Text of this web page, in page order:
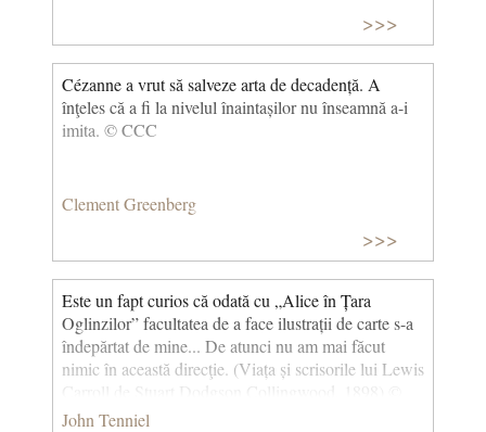
>>>
Cézanne a vrut să salveze arta de decadență. A
înţeles că a fi la nivelul înaintașilor nu înseamnă a-i
imita. © CCC
Clement Greenberg
>>>
Este un fapt curios că odată cu „Alice în Țara
Oglinzilor” facultatea de a face ilustrații de carte s-a
îndepărtat de mine... De atunci nu am mai făcut
nimic în această direcţie. (Viața și scrisorile lui Lewis
Carroll de Stuart Dodgson Collingwood, 1898) ©
CCC
John Tenniel